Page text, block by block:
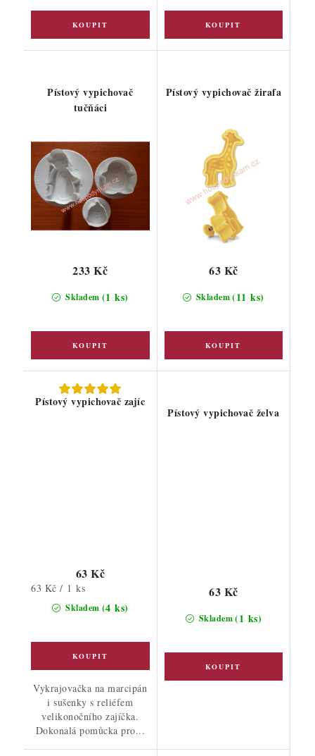
Pístový vypichovač
tučňáci
Skladem (1 ks)
233 Kč
Pístový vypichovač žirafa
Skladem(11 ks)
63 Kč
Pístový vypichovač zajíc
Skladem (4 ks)
63 Kč
Měrná
63 Kč / 1 ks
Vykrajovačka na marcipán
i sušenky s reliéfem
velikonočního zajíčka.
Dokonalá pomůcka pro...
Pístový vypichovač želva
Skladem(1 ks)
63 Kč